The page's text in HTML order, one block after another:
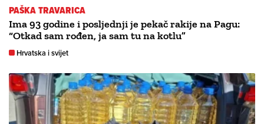
PAŠKA TRAVARICA
Ima 93 godine i posljednji je pekač rakije na Pagu:
“Otkad sam rođen, ja sam tu na kotlu”
Hrvatska i svijet